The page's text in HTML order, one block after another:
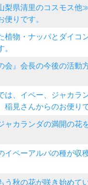
梨県清里のコスモス
りです。
た植物・ナッパとダイ
会』会長の今後の活動
、イペー、ジャカラ
見さんからのお便りで
ャカランダの満開の花
イペーアルバの種が収
う秋の花が咲き始め